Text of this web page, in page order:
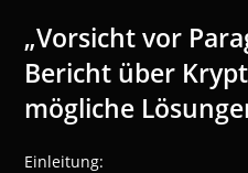
„Vorsicht vor
Bericht über
mögliche
Einleitung: